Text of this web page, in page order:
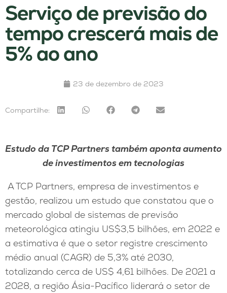
Serviço de previsão do
tempo crescerá mais de
5% ao ano
23 de dezembro de 2023
Compartilhe:
Estudo da TCP Partners também aponta aumento
de investimentos em tecnologias
A TCP Partners, empresa de investimentos e
gestão, realizou um estudo que constatou que o
mercado global de sistemas de previsão
meteorológica atingiu US$3,5 bilhões, em 2022 e
a estimativa é que o setor registre crescimento
médio anual (CAGR) de 5,3% até 2030,
totalizando cerca de US$ 4,61 bilhões. De 2021 a
2028, a região Ásia-Pacífico liderará o setor de